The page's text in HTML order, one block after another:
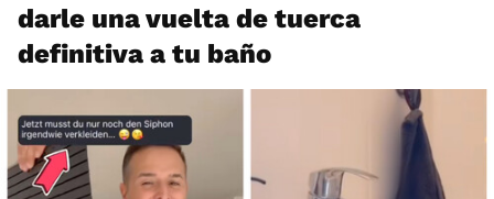
darle una vuelta de tuerca
definitiva a tu baño